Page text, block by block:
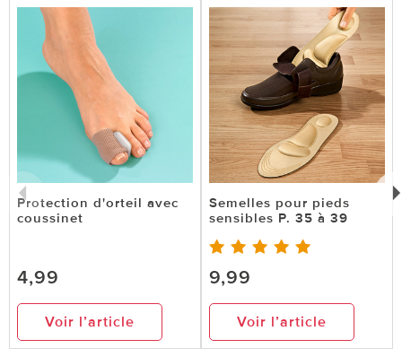
Protection d'orteil avec
coussinet
4,99
Voir l’article
Semelles pour pieds
sensibles P. 35 à 39
9,99
Voir l’article